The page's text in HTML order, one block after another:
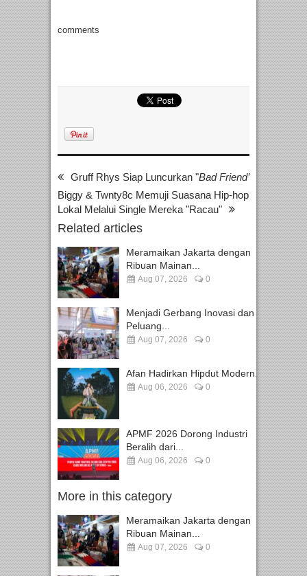
comments
Gruff Rhys Siap Luncurkan "Bad Friend’
Biggy & Twnty8c Memuji Suasana Hip-hop
Lokal Melalui Single Mereka "Racau"
Related articles
Meramaikan Jakarta dengan
Ribuan Mainan...
Aug 07, 2026 0
Menjadi Gerbang Inovasi dan
Peluang...
Aug 07, 2026 0
Afan Hadirkan Hipdut Modern...
Aug 06, 2026 0
APMF 2026 Dorong Industri
Beralih dari...
Aug 06, 2026 0
More in this category
Meramaikan Jakarta dengan
Ribuan Mainan...
Aug 07, 2026 0